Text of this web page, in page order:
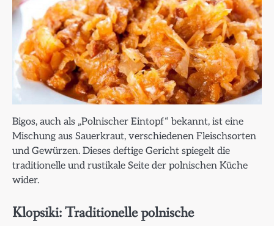
Bigos, auch als „Polnischer Eintopf“ bekannt, ist eine
Mischung aus Sauerkraut, verschiedenen Fleischsorten
und Gewürzen. Dieses deftige Gericht spiegelt die
traditionelle und rustikale Seite der polnischen Küche
wider.
Klopsiki: Traditionelle polnische